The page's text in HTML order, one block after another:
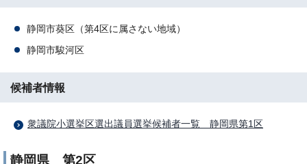
静岡市葵区（第4区に属さない地域）
静岡市駿河区
候補者情報
衆議院小選挙区選出議員選挙候補者一覧 静岡県第1区
静岡県 第2区